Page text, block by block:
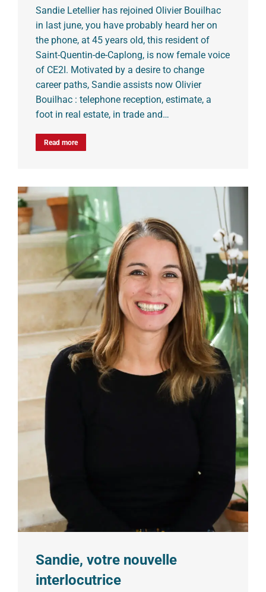
Sandie Letellier has rejoined Olivier Bouilhac
in last june, you have probably heard her on
the phone, at 45 years old, this resident of
Saint-Quentin-de-Caplong, is now female voice
of CE2I. Motivated by a desire to change
career paths, Sandie assists now Olivier
Bouilhac : telephone reception, estimate, a
foot in real estate, in trade and…
Read more
Sandie, votre nouvelle
interlocutrice